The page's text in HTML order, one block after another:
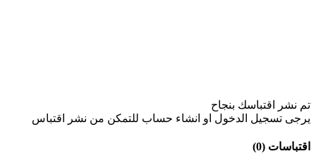
تم نشر اقتباسك بنجاح
يرجى تسجيل الدخول او انشاء حساب للتمكن من نشر اقتباس
اقتباسات (0)